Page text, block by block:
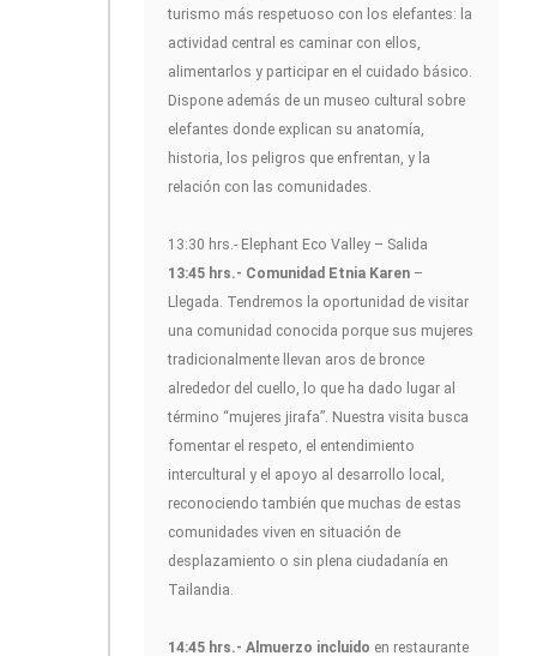
turismo más respetuoso con los elefantes: la
actividad central es caminar con ellos,
alimentarlos y participar en el cuidado básico.
Dispone además de un museo cultural sobre
elefantes donde explican su anatomía,
historia, los peligros que enfrentan, y la
relación con las comunidades.
13:30 hrs.- Elephant Eco Valley – Salida
13:45 hrs.- Comunidad Etnia Karen –
Llegada. Tendremos la oportunidad de visitar
una comunidad conocida porque sus mujeres
tradicionalmente llevan aros de bronce
alrededor del cuello, lo que ha dado lugar al
término “mujeres jirafa”. Nuestra visita busca
fomentar el respeto, el entendimiento
intercultural y el apoyo al desarrollo local,
reconociendo también que muchas de estas
comunidades viven en situación de
desplazamiento o sin plena ciudadanía en
Tailandia.
14:45 hrs.- Almuerzo incluido en restaurante